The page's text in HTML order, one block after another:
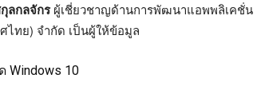
ลกลจักรผู้เชี่ยวชาญด้านการพัฒนาแอพพลิเคชั่น
ไทย) จำกัด เป็นผู้ให้ข้อมูล
Windows 10